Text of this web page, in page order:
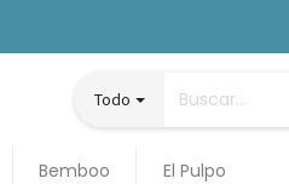
Todo
Bemboo El Pulpo